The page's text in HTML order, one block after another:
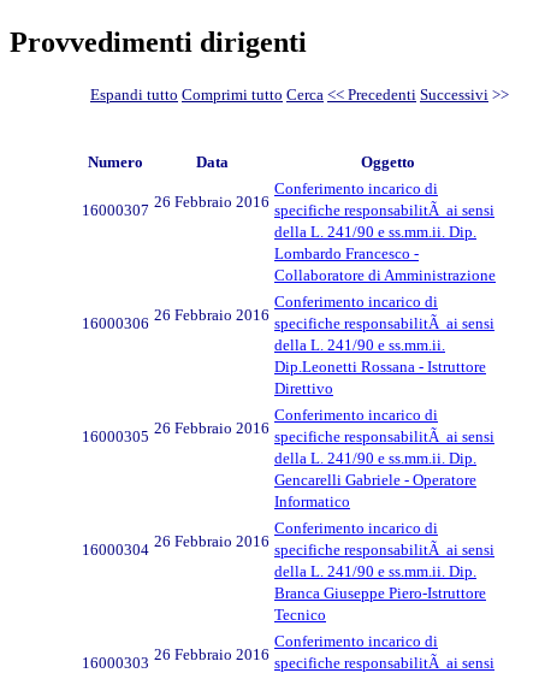
Provvedimenti dirigenti
Espandi tutto Comprimi tutto Cerca << Precedenti Successivi >>
Numero Data Oggetto
16000307 26 Febbraio 2016
Conferimento incarico di
specifiche responsabilitÃ ai sensi
della L. 241/90 e ss.mm.ii. Dip.
Lombardo Francesco -
Collaboratore di Amministrazione
16000306 26 Febbraio 2016
Conferimento incarico di
specifiche responsabilitÃ ai sensi
della L. 241/90 e ss.mm.ii.
Dip.Leonetti Rossana - Istruttore
Direttivo
16000305 26 Febbraio 2016
Conferimento incarico di
specifiche responsabilitÃ ai sensi
della L. 241/90 e ss.mm.ii. Dip.
Gencarelli Gabriele - Operatore
Informatico
16000304 26 Febbraio 2016
Conferimento incarico di
specifiche responsabilitÃ ai sensi
della L. 241/90 e ss.mm.ii. Dip.
Branca Giuseppe Piero-Istruttore
Tecnico
16000303 26 Febbraio 2016
Conferimento incarico di
specifiche responsabilitÃ ai sensi